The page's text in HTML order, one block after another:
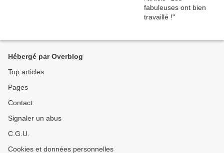
Hébergé par Overblog
Top articles
Pages
Contact
Signaler un abus
C.G.U.
Cookies et données personnelles